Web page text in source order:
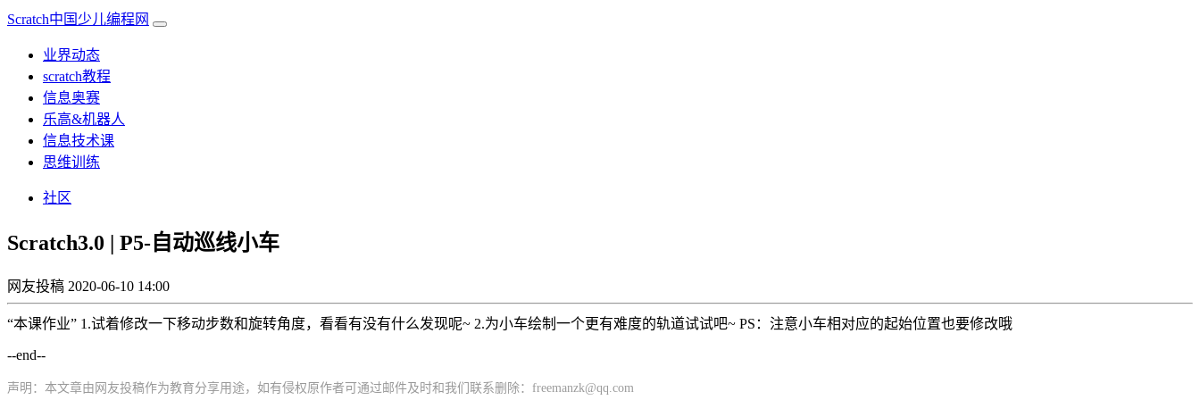
Scratch中国少儿编程网
业界动态
scratch教程
信息奥赛
乐高&机器人
信息技术课
思维训练
社区
Scratch3.0 | P5-自动巡线小车
网友投稿 2020-06-10 14:00
“本课作业” 1.试着修改一下移动步数和旋转角度，看看有没有什么发现呢~ 2.为小车绘制一个更有难度的轨道试试吧~ PS：注意小车相对应的起始位置也要修改哦
--end--
声明：本文章由网友投稿作为教育分享用途，如有侵权原作者可通过邮件及时和我们联系删除：freemanzk@qq.com